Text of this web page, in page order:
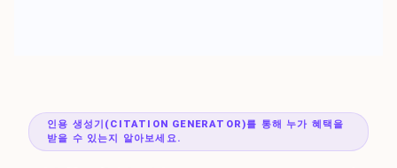
인용 생성기(CITATION GENERATOR)를 통해 누가 혜택을
받을 수 있는지 알아보세요.